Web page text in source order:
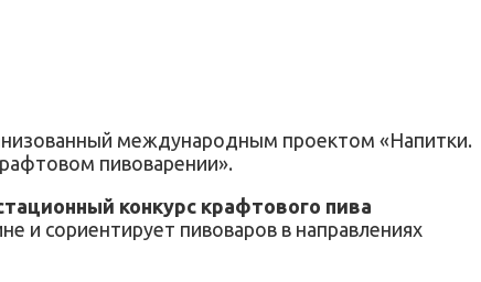
международным проектом «Напитки.
пивоварении».
конкурс крафтового пива
и сориентирует пивоваров в направлениях